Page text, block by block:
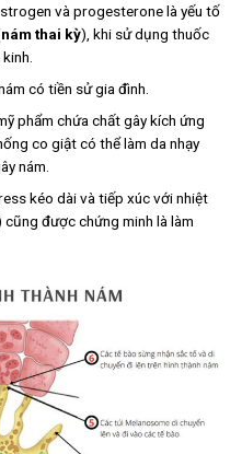
và progesterone là yếu tố
nám thai kỳ), khi sử dụng thuốc
có tiền sử gia đình.
phẩm chứa chất gây kích ứng
co giật có thể làm da nhạy
nám.
kéo dài và tiếp xúc với nhiệt
được chứng minh là làm